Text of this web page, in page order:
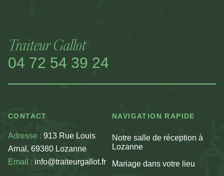
Traiteur Gallot
04 72 54 39 24
CONTACT
Adresse : 913 Rue Louis
Arnal, 69380 Lozanne
Email : info@traiteurgallot.fr
NAVIGATION RAPIDE
Notre salle de réception à
Lozanne
Mariage dans votre lieu